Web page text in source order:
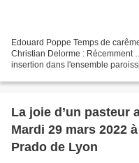
Edouard Poppe Temps de
Christian Delorme : Récemment
insertion dans l'ensemble
La joie d’un pasteur
Mardi 29 mars 2022
Prado de Lyon